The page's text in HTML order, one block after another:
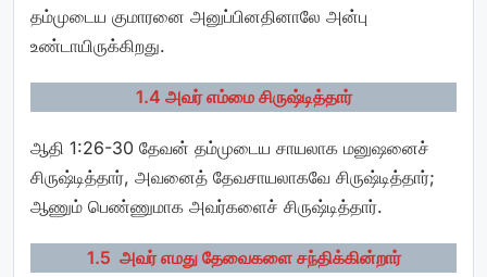
தம்முடைய குமாரனை அனுப்பினதினாலே அன்பு
உண்டாயிருக்கிறது.
1.4 அவர் எம்மை சிருஷ்டித்தார்
ஆதி 1:26-30 தேவன் தம்முடைய சாயலாக மனுஷனைச்
சிருஷ்டித்தார், அவனைத் தேவசாயலாகவே சிருஷ்டித்தார்;
ஆணும் பெண்ணுமாக அவர்களைச் சிருஷ்டித்தார்.
1.5 அவர் எமது தேவைகளை சந்திக்கின்றார்